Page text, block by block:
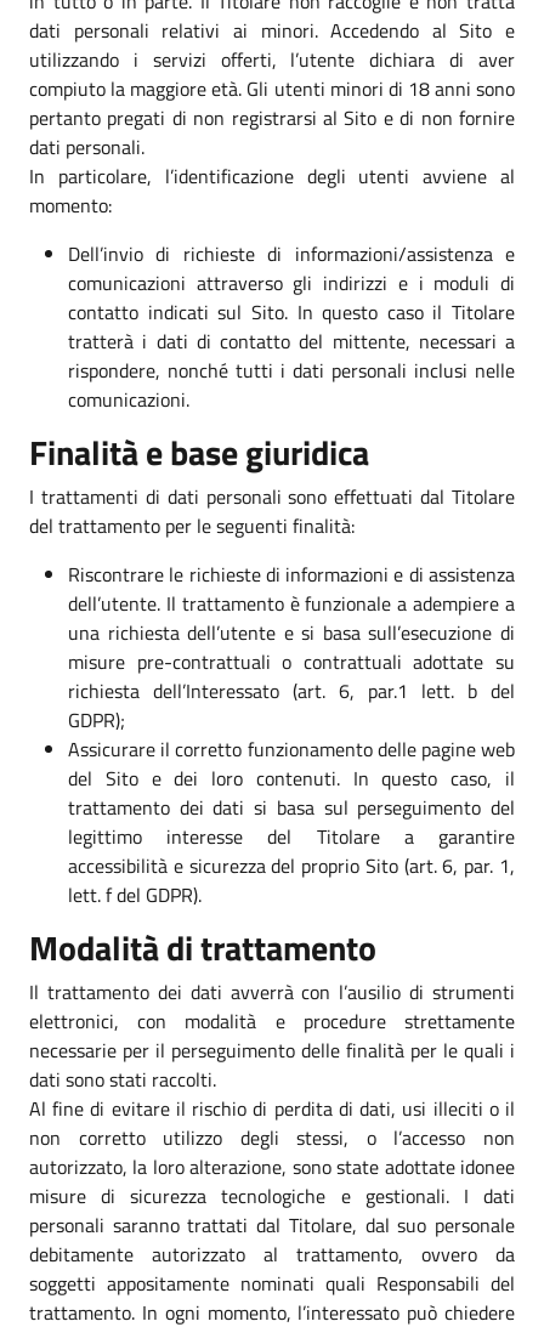
dati personali relativi ai minori. Accedendo al Sito e
utilizzando i servizi offerti, l’utente dichiara di aver
compiuto la maggiore età. Gli utenti minori di 18 anni sono
pertanto pregati di non registrarsi al Sito e di non fornire
dati personali.
In particolare, l’identificazione degli utenti avviene al
momento:
Dell’invio di richieste di informazioni/assistenza e
comunicazioni attraverso gli indirizzi e i moduli di
contatto indicati sul Sito. In questo caso il Titolare
tratterà i dati di contatto del mittente, necessari a
rispondere, nonché tutti i dati personali inclusi nelle
comunicazioni.
Finalità e base giuridica
I trattamenti di dati personali sono effettuati dal Titolare
del trattamento per le seguenti finalità:
Riscontrare le richieste di informazioni e di assistenza
dell’utente. Il trattamento è funzionale a adempiere a
una richiesta dell’utente e si basa sull’esecuzione di
misure pre-contrattuali o contrattuali adottate su
richiesta dell’Interessato (art. 6, par.1 lett. b del
GDPR);
Assicurare il corretto funzionamento delle pagine web
del Sito e dei loro contenuti. In questo caso, il
trattamento dei dati si basa sul perseguimento del
legittimo interesse del Titolare a garantire
accessibilità e sicurezza del proprio Sito (art. 6, par. 1,
lett. f del GDPR).
Modalità di trattamento
Il trattamento dei dati avverrà con l’ausilio di strumenti
elettronici, con modalità e procedure strettamente
necessarie per il perseguimento delle finalità per le quali i
dati sono stati raccolti.
Al fine di evitare il rischio di perdita di dati, usi illeciti o il
non corretto utilizzo degli stessi, o l’accesso non
autorizzato, la loro alterazione, sono state adottate idonee
misure di sicurezza tecnologiche e gestionali. I dati
personali saranno trattati dal Titolare, dal suo personale
debitamente autorizzato al trattamento, ovvero da
soggetti appositamente nominati quali Responsabili del
trattamento. In ogni momento, l’interessato può chiedere